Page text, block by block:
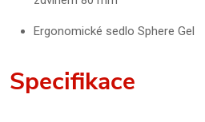
Ergonomické sedlo Sphere Gel
Specifikace